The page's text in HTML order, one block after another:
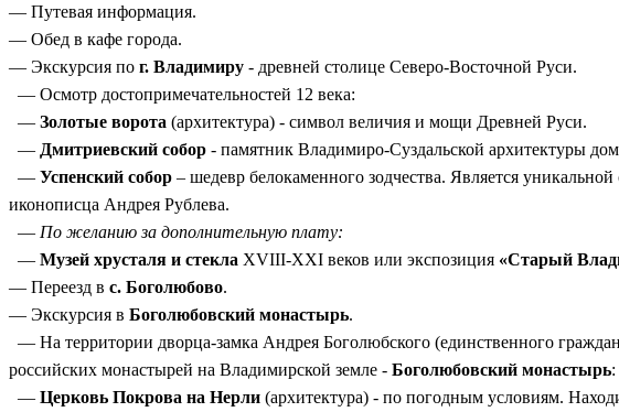
— Путевая информация.
— Обед в кафе города.
— Экскурсия по г. Владимиру - древней столице Северо-Восточной Руси.
— Осмотр достопримечательностей 12 века:
— Золотые ворота (архитектура) - символ величия и мощи Древней Руси.
— Дмитриевский собор - памятник Владимиро-Суздальской архитектуры
— Успенский собор – шедевр белокаменного зодчества. Является
иконописца Андрея Рублева.
— По желанию за дополнительную плату:
— Музей хрусталя и стекла XVIII-XXI веков или экспозиция «Старый
— Переезд в с. Боголюбово.
— Экскурсия в Боголюбовский монастырь.
— На территории дворца-замка Андрея Боголюбского (единственного
российских монастырей на Владимирской земле - Боголюбовский монастырь
— Церковь Покрова на Нерли (архитектура) - по погодным условиям.